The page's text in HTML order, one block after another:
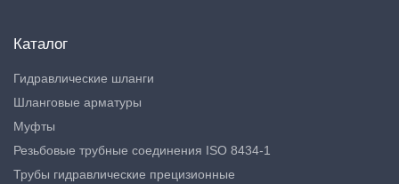
Каталог
Гидравлические шланги
Шланговые арматуры
Муфты
Резьбовые трубные соединения ISO 8434-1
Трубы гидравлические прецизионные